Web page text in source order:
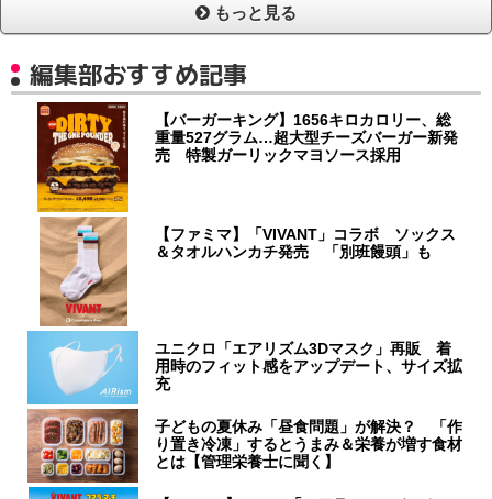
もっと見る
編集部おすすめ記事
【バーガーキング】1656キロカロリー、総
重量527グラム…超大型チーズバーガー新発
売 特製ガーリックマヨソース採用
【ファミマ】「VIVANT」コラボ ソックス
＆タオルハンカチ発売 「別班饅頭」も
ユニクロ「エアリズム3Dマスク」再販 着
用時のフィット感をアップデート、サイズ拡
充
子どもの夏休み「昼食問題」が解決？ 「作
り置き冷凍」するとうまみ＆栄養が増す食材
とは【管理栄養士に聞く】